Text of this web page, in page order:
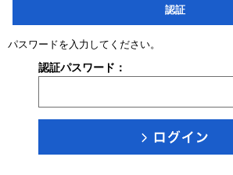
認証
パスワードを入力してください。
認証パスワード：